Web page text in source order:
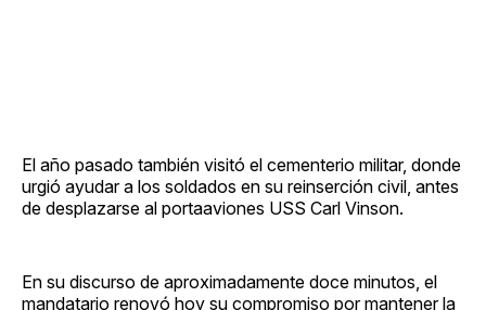
El año pasado también visitó el cementerio militar, donde
urgió ayudar a los soldados en su reinserción civil, antes
de desplazarse al portaaviones USS Carl Vinson.
En su discurso de aproximadamente doce minutos, el
mandatario renovó hoy su compromiso por mantener la